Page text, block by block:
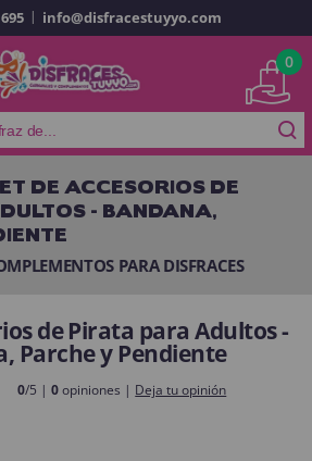
soy cliente
su contraseña?
ENTRAR
Es mi primera vez
nuevo
| info@disfracestuyyo.com
0
DE ACCESORIOS DE
- BANDANA,
PARA DISFRACES
de Pirata para Adultos -
Parche y Pendiente
0/5 |0opiniones | Deja tu opinión